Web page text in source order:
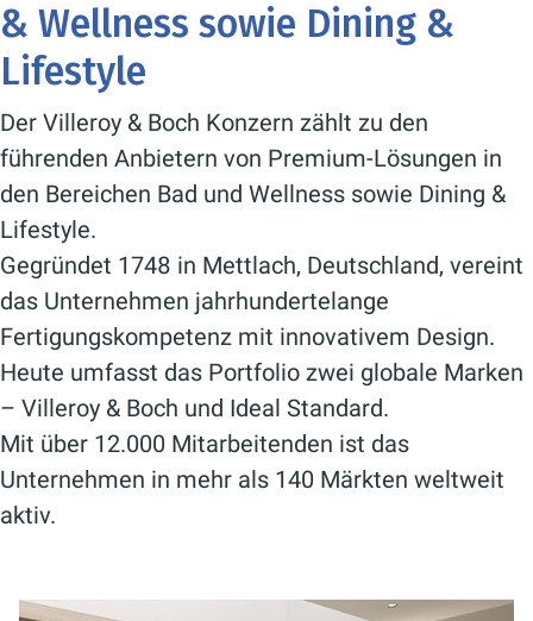
& Wellness sowie Dining &
Lifestyle
Der Villeroy & Boch Konzern zählt zu den
führenden Anbietern von Premium-Lösungen in
den Bereichen Bad und Wellness sowie Dining &
Lifestyle.
Gegründet 1748 in Mettlach, Deutschland, vereint
das Unternehmen jahrhundertelange
Fertigungskompetenz mit innovativem Design.
Heute umfasst das Portfolio zwei globale Marken
– Villeroy & Boch und Ideal Standard.
Mit über 12.000 Mitarbeitenden ist das
Unternehmen in mehr als 140 Märkten weltweit
aktiv.